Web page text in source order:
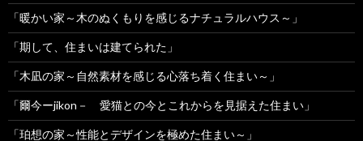
「暖かい家～木のぬくもりを感じるナチュラルハウス～」
「期して、住まいは建てられた」
「木凪の家～自然素材を感じる心落ち着く住まい～」
「爾今ーjikon－ 愛猫との今とこれからを見据えた住まい」
「珀想の家～性能とデザインを極めた住まい～」